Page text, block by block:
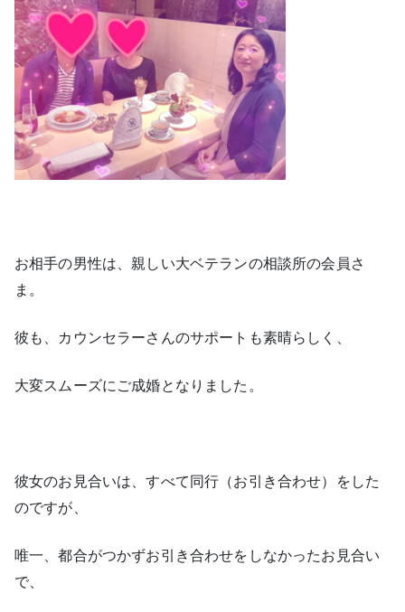
お相手の男性は、親しい大ベテランの相談所の会員さ
ま。
彼も、カウンセラーさんのサポートも素晴らしく、
大変スムーズにご成婚となりました。
彼女のお見合いは、すべて同行（お引き合わせ）をした
のですが、
唯一、都合がつかずお引き合わせをしなかったお見合い
で、